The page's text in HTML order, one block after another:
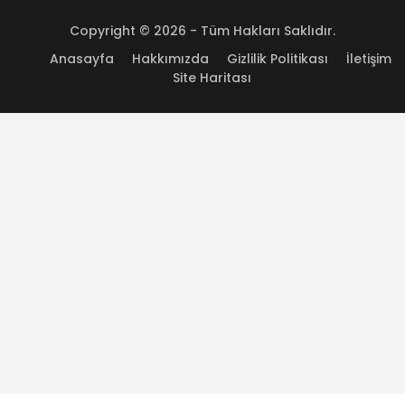
Copyright © 2026 - Tüm Hakları Saklıdır.
Anasayfa
Hakkımızda Gizlilik Politikası
İletişim
Site Haritası